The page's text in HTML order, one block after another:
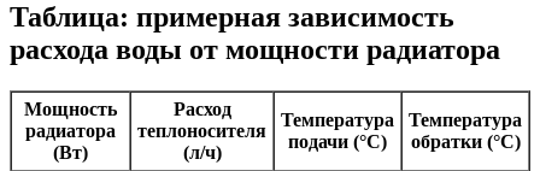
Таблица: примерная зависимость
расхода воды от мощности радиатора
Мощность
радиатора
(Вт)
Расход
теплоносителя
(л/ч)
Температура
подачи (°C)
Температура
обратки (°C)